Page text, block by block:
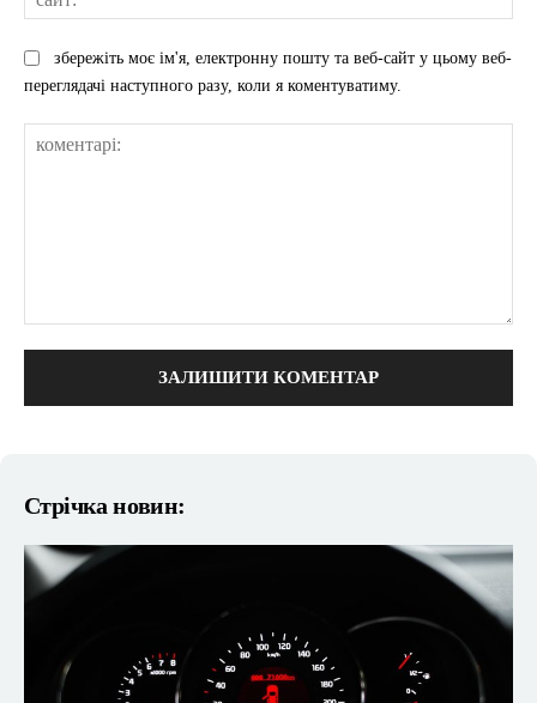
збережіть моє ім'я, електронну пошту та веб-сайт у цьому веб-
переглядачі наступного разу, коли я коментуватиму.
Стрічка новин: